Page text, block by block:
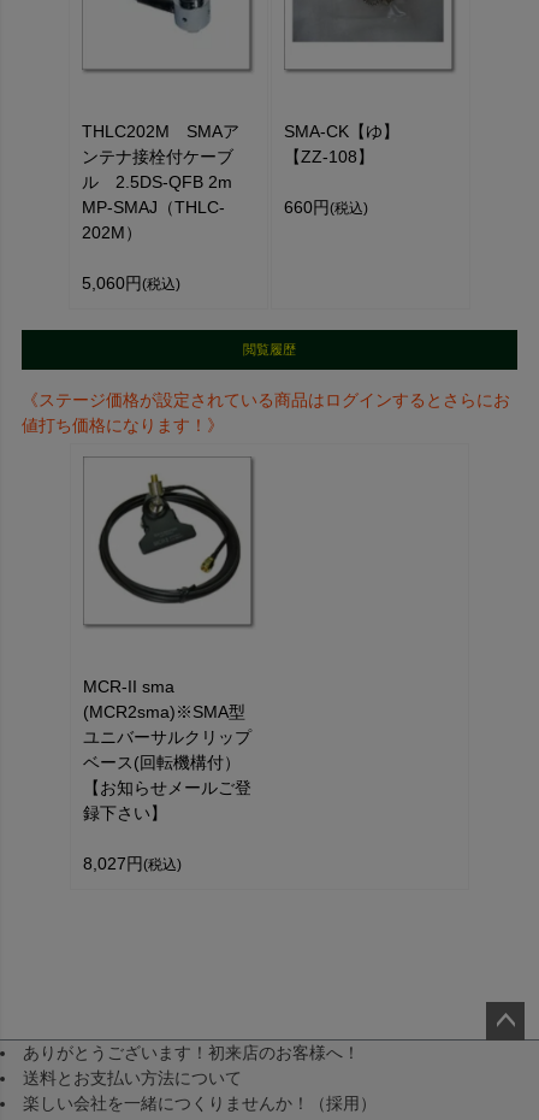
THLC202M SMAア
ンテナ接栓付ケーブ
ル 2.5DS-QFB 2m
MP-SMAJ（THLC-
202M）
5,060円 (税込)
SMA-CK【ゆ】
【ZZ-108】
660円 (税込)
閲覧履歴
《ステージ価格が設定されている商品はログインするとさらにお
値打ち価格になります！》
MCR-II sma
(MCR2sma)※SMA型
ユニバーサルクリップ
ベース(回転機構付）
【お知らせメールご登
録下さい】
8,027円 (税込)
ありがとうございます！初来店のお客様へ！
送料とお支払い方法について
楽しい会社を一緒につくりませんか！（採用）